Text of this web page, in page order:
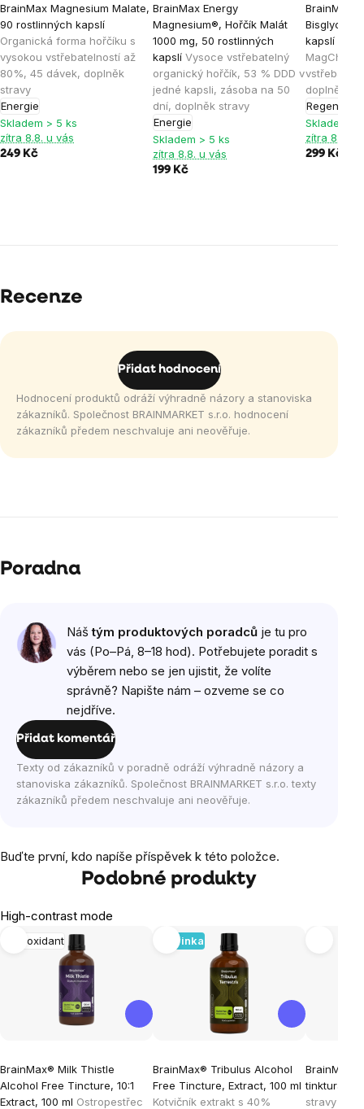
BrainMax Magnesium Malate,
90 rostlinných kapslí
Organická forma hořčíku s
vysokou vstřebatelností až
80%, 45 dávek, doplněk
stravy
Energie
Skladem > 5 ks
zítra 8.8. u vás
249 Kč
BrainMax Energy
Magnesium®, Hořčík Malát
1000 mg, 50 rostlinných
kapslí Vysoce vstřebatelný
organický hořčík, 53 % DDD v
jedné kapsli, zásoba na 50
dní, doplněk stravy
Energie
Skladem > 5 ks
zítra 8.8. u vás
199 Kč
BrainMax
kapslí
doplněk
Skladem >
zítra 8.8. u
299 Kč
Recenze
Přidat hodnocení
Hodnocení produktů odráží výhradně názory a stanoviska
zákazníků. Společnost BRAINMARKET s.r.o. hodnocení
zákazníků předem neschvaluje ani neověřuje.
Poradna
Náštým produktových poradců je tu pro
vás (Po–Pá, 8–18 hod). Potřebujete poradit s
výběrem nebo se jen ujistit, že volíte
správně? Napište nám – ozveme se co
nejdříve.
Přidat komentář
Texty od zákazníků v poradně odráží výhradně názory a
stanoviska zákazníků. Společnost BRAINMARKET s.r.o. texty
zákazníků předem neschvaluje ani neověřuje.
Buďte první, kdo napíše příspěvek k této položce.
Podobné produkty
High-contrast mode
Antioxidant
BrainMax® Milk Thistle
Alcohol Free Tincture, 10:1
Extract, 100 ml Ostropestřec
Novinka
BrainMax® Tribulus Alcohol
Free Tincture, Extract, 100 ml
Kotvičník extrakt s 40%
BrainMax
tinktura
stravy